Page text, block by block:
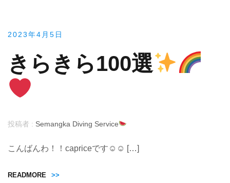
2023年4月5日
きらきら100選
投稿者 : Semangka Diving Service
こんばんわ！！capriceです☺︎☺︎ […]
READMORE >>